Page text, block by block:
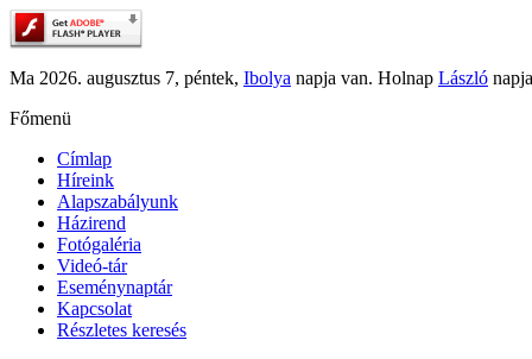
Ma 2026. augusztus 7, péntek, Ibolya napja van. Holnap László
Főmenü
Címlap
Híreink
Alapszabályunk
Házirend
Fotógaléria
Videó-tár
Eseménynaptár
Kapcsolat
Részletes keresés